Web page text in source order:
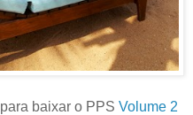
para baixar o PPS Volume 2